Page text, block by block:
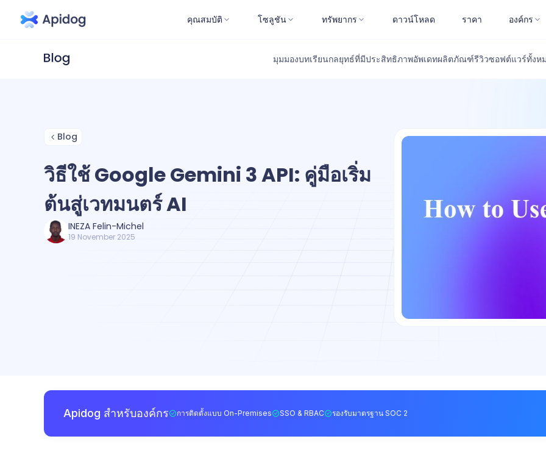
คุณสมบัติ โซลูชัน ทรัพยากร ดาวน์โหลด ราคา องค์กร
มุมมองบทเรียนกลยุทธ์ที่มีประสิทธิภาพอัพเดทผลิตภัณฑ์รีวิวซอฟต์แวร์ทั้งห
Blog
วิธีใช้ Google Gemini 3 API: คู่มือเริ่ม
ต้นสู่เวทมนตร์ AI
INEZA Felin-Michel
19 November 2025
Apidog สำหรับองค์กร การติดตั้งแบบ On-Premises SSO & RBAC รองรับมาตรฐาน SOC 2